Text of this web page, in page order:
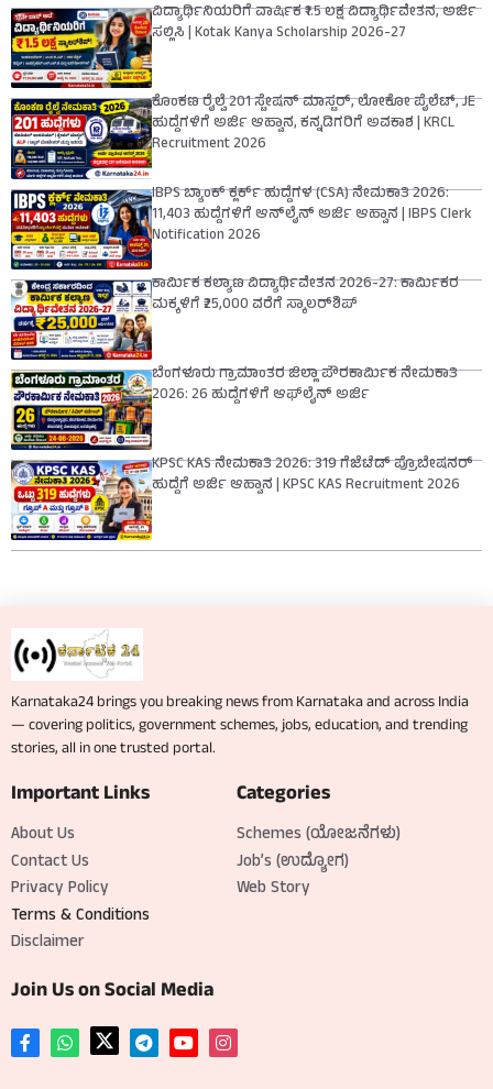
ವಿದ್ಯಾರ್ಥಿನಿಯರಿಗೆ ವಾರ್ಷಿಕ ₹1.5 ಲಕ್ಷ ವಿದ್ಯಾರ್ಥಿವೇತನ, ಅರ್ಜಿ
ಸಲ್ಲಿಸಿ | Kotak Kanya Scholarship 2026-27
ಕೊಂಕಣ ರೈಲ್ವೆ 201 ಸ್ಟೇಷನ್ ಮಾಸ್ಟರ್, ಲೋಕೋ ಪೈಲೆಟ್, JE
ಹುದ್ದೆಗಳಿಗೆ ಅರ್ಜಿ ಆಹ್ವಾನ, ಕನ್ನಡಿಗರಿಗೆ ಅವಕಾಶ | KRCL
Recruitment 2026
IBPS ಬ್ಯಾಂಕ್ ಕ್ಲರ್ಕ್ ಹುದ್ದೆಗಳ (CSA) ನೇಮಕಾತಿ 2026:
11,403 ಹುದ್ದೆಗಳಿಗೆ ಆನ್‌ಲೈನ್ ಅರ್ಜಿ ಆಹ್ವಾನ | IBPS Clerk
Notification 2026
ಕಾರ್ಮಿಕ ಕಲ್ಯಾಣ ವಿದ್ಯಾರ್ಥಿವೇತನ 2026-27: ಕಾರ್ಮಿಕರ
ಮಕ್ಕಳಿಗೆ ₹25,000 ವರೆಗೆ ಸ್ಕಾಲರ್‌ಶಿಪ್
ಬೆಂಗಳೂರು ಗ್ರಾಮಾಂತರ ಜಿಲ್ಲಾ ಪೌರಕಾರ್ಮಿಕ ನೇಮಕಾತಿ
2026: 26 ಹುದ್ದೆಗಳಿಗೆ ಆಫ್‌ಲೈನ್ ಅರ್ಜಿ
KPSC KAS ನೇಮಕಾತಿ 2026: 319 ಗೆಜೆಟೆಡ್ ಪ್ರೊಬೇಷನರ್
ಹುದ್ದೆಗೆ ಅರ್ಜಿ ಆಹ್ವಾನ | KPSC KAS Recruitment 2026
Karnataka24 brings you breaking news from Karnataka and across India
— covering politics, government schemes, jobs, education, and trending
stories, all in one trusted portal.
Important Links
About Us
Contact Us
Privacy Policy
Terms & Conditions
Disclaimer
Categories
Schemes (ಯೋಜನೆಗಳು)
Job’s (ಉದ್ಯೋಗ)
Web Story
Join Us on Social Media